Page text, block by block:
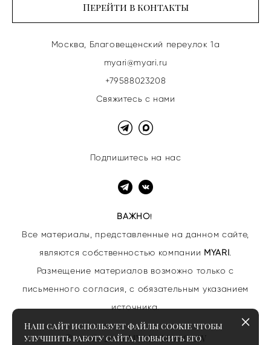
Перейти в контакты
Москва, Благовещенский переулок 1а
myari@myari.ru
+79588023208
Свяжитесь с нами
Подпишитесь на нас
ВАЖНО!
Все материалы, представленные на данном сайте,
являются собственностью компании MYARI
Размещение материалов возможно только с
письменного согласия, с обязательным указанием
источника.
© 2006–2026 MYARI MOSCOW
Наш сайт использует файлы cookie чтобы
улучшить работу сайта, повысить его